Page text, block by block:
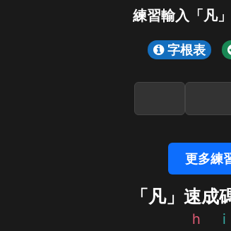
練習輸入「凡
字根表
更多練
「凡」速成
h i